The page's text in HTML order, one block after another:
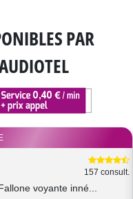
PAR
157 consult.
voyante inné...